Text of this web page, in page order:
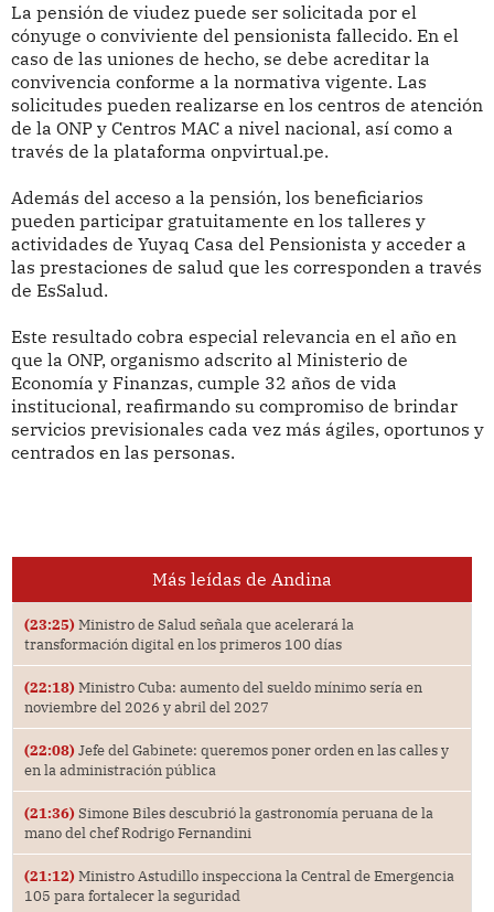
La pensión de viudez puede ser solicitada por el
cónyuge o conviviente del pensionista fallecido. En el
caso de las uniones de hecho, se debe acreditar la
convivencia conforme a la normativa vigente. Las
solicitudes pueden realizarse en los centros de atención
de la ONP y Centros MAC a nivel nacional, así como a
través de la plataforma onpvirtual.pe.
Además del acceso a la pensión, los beneficiarios
pueden participar gratuitamente en los talleres y
actividades de Yuyaq Casa del Pensionista y acceder a
las prestaciones de salud que les corresponden a través
de EsSalud.
Este resultado cobra especial relevancia en el año en
que la ONP, organismo adscrito al Ministerio de
Economía y Finanzas, cumple 32 años de vida
institucional, reafirmando su compromiso de brindar
servicios previsionales cada vez más ágiles, oportunos y
centrados en las personas.
Más leídas de Andina
(23:25) Ministro de Salud señala que acelerará la
transformación digital en los primeros 100 días
(22:18) Ministro Cuba: aumento del sueldo mínimo sería en
noviembre del 2026 y abril del 2027
(22:08) Jefe del Gabinete: queremos poner orden en las calles y
en la administración pública
(21:36) Simone Biles descubrió la gastronomía peruana de la
mano del chef Rodrigo Fernandini
(21:12) Ministro Astudillo inspecciona la Central de Emergencia
105 para fortalecer la seguridad